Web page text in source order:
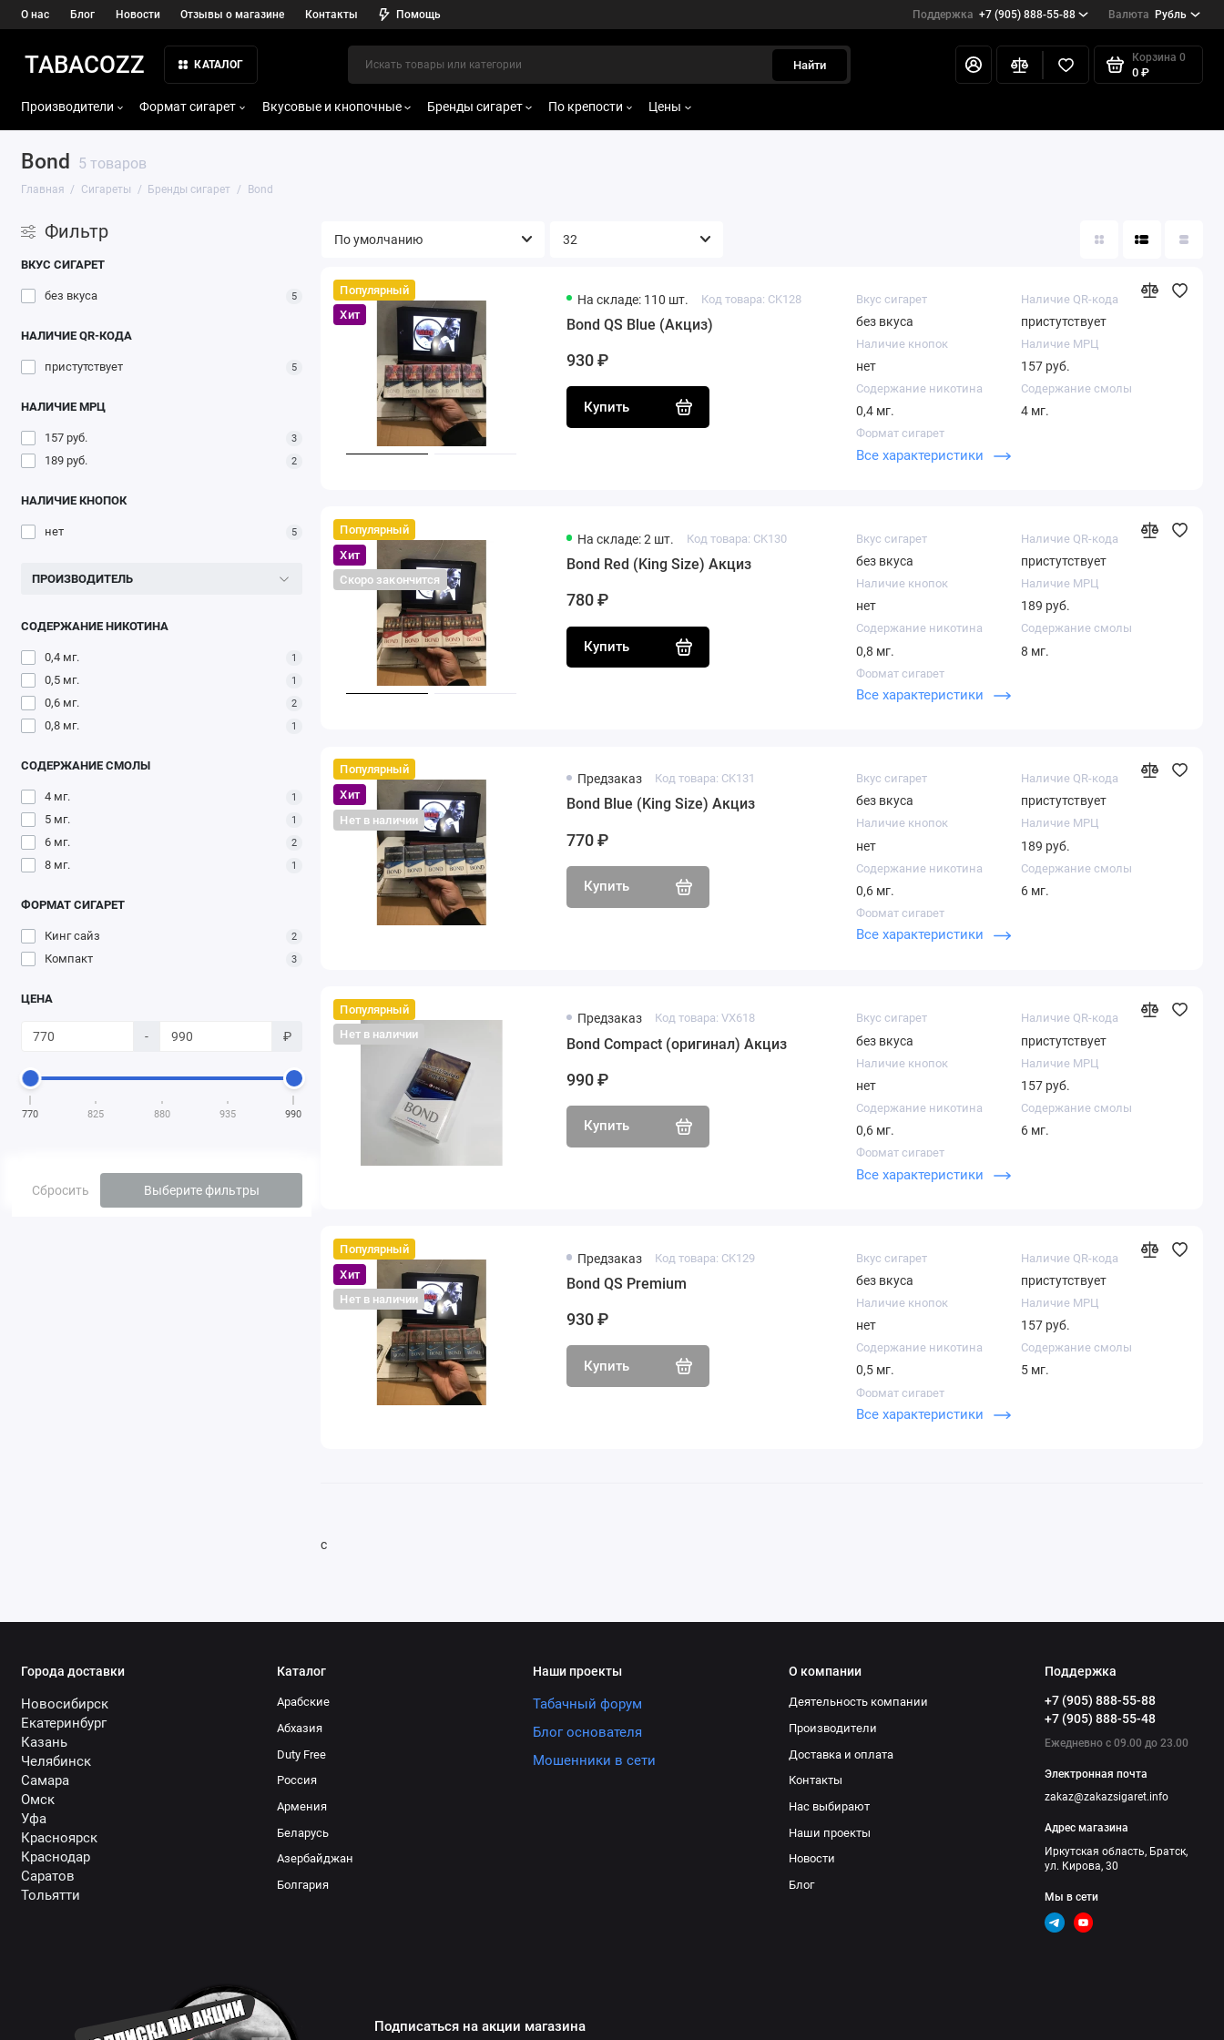
О нас Блог Новости Отзывы о магазине Контакты Помощь Поддержка +7 (905) 888-55-88 Валюта Рубль
TABACOZZ КАТАЛОГ Найти
Корзина 0
0 ₽
Производители Формат сигарет Вкусовые и кнопочные Бренды сигарет По крепости Цены
Bond 5 товаров
Главная Сигареты Бренды сигарет Bond
Фильтр
ВКУС СИГАРЕТ
без вкуса 5
НАЛИЧИЕ QR-КОДА
пристутствует 5
НАЛИЧИЕ МРЦ
157 руб. 3
189 руб. 2
НАЛИЧИЕ КНОПОК
нет 5
ПРОИЗВОДИТЕЛЬ
СОДЕРЖАНИЕ НИКОТИНА
0,4 мг. 1
0,5 мг. 1
0,6 мг. 2
0,8 мг. 1
СОДЕРЖАНИЕ СМОЛЫ
4 мг. 1
5 мг. 1
6 мг. 2
8 мг. 1
ФОРМАТ СИГАРЕТ
Кинг сайз 2
Компакт 3
ЦЕНА
- ₽
770 825 880 935 990
Сбросить Выберите фильтры
Популярный
Хит
На складе: 110 шт. Код товара: CK128
Bond QS Blue (Акциз)
930 ₽
Купить
Вкус сигарет
без вкуса
Наличие QR-кода
пристутствует
Наличие кнопок
нет
Наличие МРЦ
157 руб.
Содержание никотина
0,4 мг.
Содержание смолы
4 мг.
Формат сигарет
Компакт
Все характеристики
Популярный
Хит
Скоро закончится
На складе: 2 шт. Код товара: CK130
Bond Red (King Size) Акциз
780 ₽
Купить
Вкус сигарет
без вкуса
Наличие QR-кода
пристутствует
Наличие кнопок
нет
Наличие МРЦ
189 руб.
Содержание никотина
0,8 мг.
Содержание смолы
8 мг.
Формат сигарет
Кинг сайз
Все характеристики
Популярный
Хит
Нет в наличии
Предзаказ Код товара: CK131
Bond Blue (King Size) Акциз
770 ₽
Купить
Вкус сигарет
без вкуса
Наличие QR-кода
пристутствует
Наличие кнопок
нет
Наличие МРЦ
189 руб.
Содержание никотина
0,6 мг.
Содержание смолы
6 мг.
Формат сигарет
Кинг сайз
Все характеристики
Популярный
Нет в наличии
Предзаказ Код товара: VX618
Bond Compact (оригинал) Акциз
990 ₽
Купить
Вкус сигарет
без вкуса
Наличие QR-кода
пристутствует
Наличие кнопок
нет
Наличие МРЦ
157 руб.
Содержание никотина
0,6 мг.
Содержание смолы
6 мг.
Формат сигарет
Компакт
Все характеристики
Популярный
Хит
Нет в наличии
Предзаказ Код товара: CK129
Bond QS Premium
930 ₽
Купить
Вкус сигарет
без вкуса
Наличие QR-кода
пристутствует
Наличие кнопок
нет
Наличие МРЦ
157 руб.
Содержание никотина
0,5 мг.
Содержание смолы
5 мг.
Формат сигарет
Компакт
Все характеристики
с
Города доставки
Новосибирск
Екатеринбург
Казань
Челябинск
Самара
Омск
Уфа
Красноярск
Краснодар
Саратов
Тольятти
Каталог
Арабские
Абхазия
Duty Free
Россия
Армения
Беларусь
Азербайджан
Болгария
Наши проекты
Табачный форум
Блог основателя
Мошенники в сети
О компании
Деятельность компании
Производители
Доставка и оплата
Контакты
Нас выбирают
Наши проекты
Новости
Блог
Поддержка
+7 (905) 888-55-88
+7 (905) 888-55-48
Ежедневно с 09.00 до 23.00
Электронная почта
zakaz@zakazsigaret.info
Адрес магазина
Иркутская область, Братск,
ул. Кирова, 30
Мы в сети
Подписаться на акции магазина